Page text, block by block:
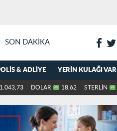
SON DAKIKA
& ADLIYE YERIN KULAĞI VAR
1.043,73 DOLAR 18,62 STERLİN